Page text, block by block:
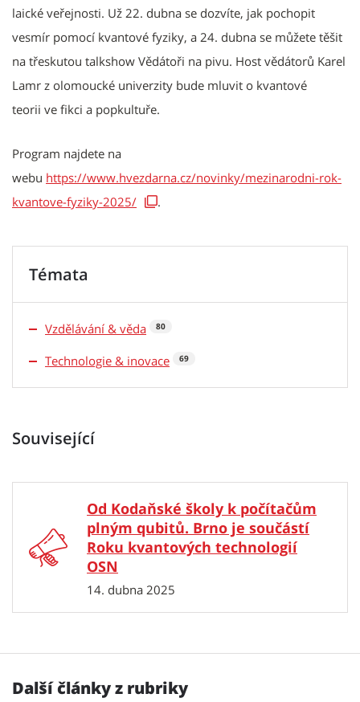
laické veřejnosti. Už 22. dubna se dozvíte, jak pochopit
vesmír pomocí kvantové fyziky, a 24. dubna se můžete těšit
na třeskutou talkshow Vědátoři na pivu. Host vědátorů Karel
Lamr z olomoucké univerzity bude mluvit o kvantové
teorii ve fikci a popkultuře.
Program najdete na
webu https://www.hvezdarna.cz/novinky/mezinarodni-rok-
kvantove-fyziky-2025/
.
Témata
Vzdělávání & věda 80
Technologie & inovace 69
Související
Od Kodaňské školy k počítačům
plným qubitů. Brno je součástí
Roku kvantových technologií
OSN
14. dubna 2025
Další články z rubriky